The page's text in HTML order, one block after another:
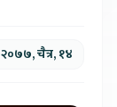
२०७७, चैत्र, १४